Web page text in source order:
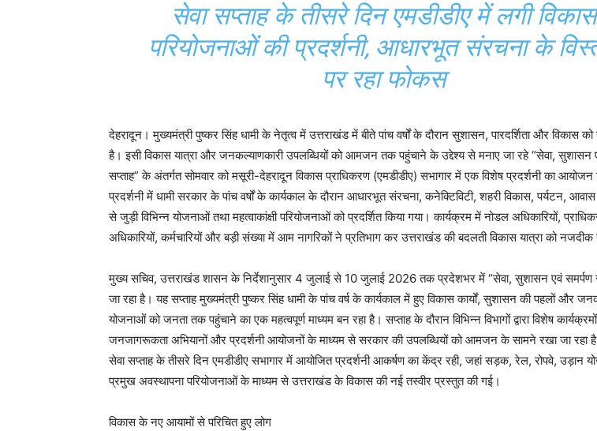
सेवा सप्ताह के तीसरे दिन एमडीडीए में लगी विकास
परियोजनाओं की प्रदर्शनी, आधारभूत संरचना के
पर रहा फोकस
देहरादून। मुख्यमंत्री पुष्कर सिंह धामी के नेतृत्व में उत्तराखंड में बीते पांच वर्षों के दौरान सुशासन, पारदर्शिता और विकास को
है। इसी विकास यात्रा और जनकल्याणकारी उपलब्धियों को आमजन तक पहुंचाने के उद्देश्य से मनाए जा रहे “सेवा, सुशासन
सप्ताह” के अंतर्गत सोमवार को मसूरी-देहरादून विकास प्राधिकरण (एमडीडीए) सभागार में एक विशेष प्रदर्शनी का आयोजन
प्रदर्शनी में धामी सरकार के पांच वर्षों के कार्यकाल के दौरान आधारभूत संरचना, कनेक्टिविटी, शहरी विकास, पर्यटन,
से जुड़ी विभिन्न योजनाओं तथा महत्वाकांक्षी परियोजनाओं को प्रदर्शित किया गया। कार्यक्रम में नोडल अधिकारियों,
अधिकारियों, कर्मचारियों और बड़ी संख्या में आम नागरिकों ने प्रतिभाग कर उत्तराखंड की बदलती विकास यात्रा को
मुख्य सचिव, उत्तराखंड शासन के निर्देशानुसार 4 जुलाई से 10 जुलाई 2026 तक प्रदेशभर में “सेवा, सुशासन एवं समर्पण
जा रहा है। यह सप्ताह मुख्यमंत्री पुष्कर सिंह धामी के पांच वर्ष के कार्यकाल में हुए विकास कार्यों, सुशासन की पहलों और
योजनाओं को जनता तक पहुंचाने का एक महत्वपूर्ण माध्यम बन रहा है। सप्ताह के दौरान विभिन्न विभागों द्वारा विशेष
जनजागरूकता अभियानों और प्रदर्शनी आयोजनों के माध्यम से सरकार की उपलब्धियों को आमजन के सामने रखा जा रहा
सेवा सप्ताह के तीसरे दिन एमडीडीए सभागार में आयोजित प्रदर्शनी आकर्षण का केंद्र रही, जहां सड़क, रेल, रोपवे, उड़ान
प्रमुख अवस्थापना परियोजनाओं के माध्यम से उत्तराखंड के विकास की नई तस्वीर प्रस्तुत की गई।
विकास के नए आयामों से परिचित हुए लोग